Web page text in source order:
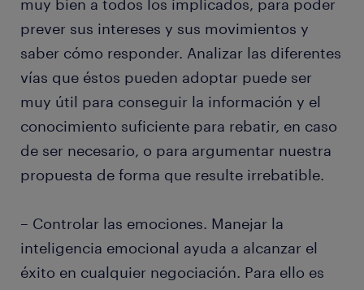
muy bien a todos los implicados, para poder
prever sus intereses y sus movimientos y
saber cómo responder. Analizar las diferentes
vías que éstos pueden adoptar puede ser
muy útil para conseguir la información y el
conocimiento suficiente para rebatir, en caso
de ser necesario, o para argumentar nuestra
propuesta de forma que resulte irrebatible.
– Controlar las emociones. Manejar la
inteligencia emocional ayuda a alcanzar el
éxito en cualquier negociación. Para ello es